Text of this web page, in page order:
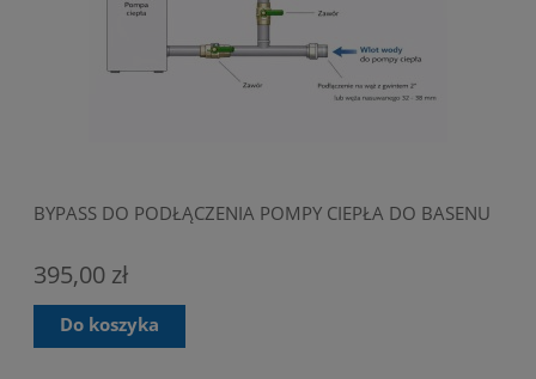
BYPASS DO PODŁĄCZENIA POMPY CIEPŁA DO BASENU
395,00 zł
Do koszyka